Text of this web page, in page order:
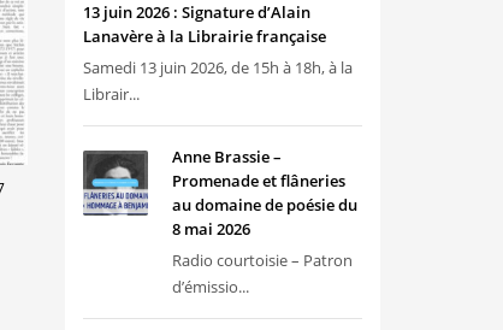
13 juin 2026 : Signature d’Alain
Lanavère à la Librairie française
Samedi 13 juin 2026, de 15h à 18h, à la
Librair...
Anne Brassie –
Promenade et flâneries
au domaine de poésie du
8 mai 2026
Radio courtoisie – Patron
d’émissio...